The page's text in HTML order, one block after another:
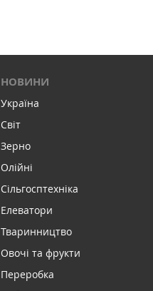
НОВИНИ
Україна
Світ
Зерно
Олійні
Сільгосптехніка
Елеватори
Тваринництво
Овочі та фрукти
Переробка